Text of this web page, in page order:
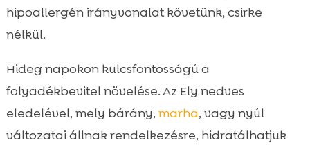
hipoallergén irányvonalat követünk, csirke
nélkül.
Hideg napokon kulcsfontosságú a
folyadékbevitel növelése. Az Ely nedves
eledelével, mely bárány, marha, vagy nyúl
változatai állnak rendelkezésre, hidratálhatjuk